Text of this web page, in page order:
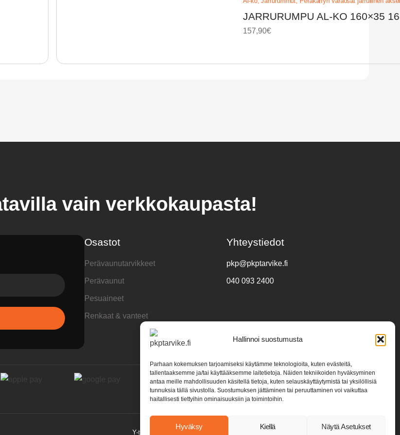
Hallinnoi suostumusta
Parhaan kokemuksen tarjoamiseksi käytämme teknologioita, kuten evästeitä,
tallentaaksemme ja/tai käyttääksemme laitetietoja. Näiden tekniikoiden hyväksyminen
antaa meille mahdollisuuden käsitellä tietoja, kuten selauskäyttäytymistä tai yksilöllisiä
tunnuksia tällä sivustolla. Suostumuksen jättäminen tai peruuttaminen voi vaikuttaa
haitallisesti tiettyihin ominaisuuksiin ja toimintoihin.
Hyväksy Kiellä Näytä Asetukset
JARRURUMPU AL-KO 160×35
157,90€
vain verkkokaupasta!
Osastot
Perävaunutarvikkeet
Perävaunut
Pesuaineet
Renkaat & vanteet
Yhteystiedot
pkp@pkptarvike.fi
040 093 2400
Y-tunnus: 3582279-2 Tietosuojaseloste Toimitusehdot & maksuehdot